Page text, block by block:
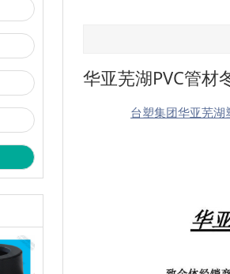
华亚芜湖PVC管材
台塑集团华亚芜湖